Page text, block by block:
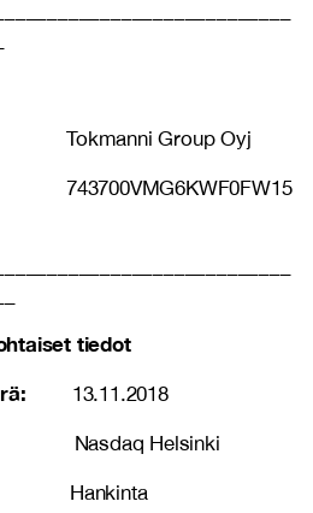
Group Oyj
743700VMG6KWF0FW15
tiedot
13.11.2018
Helsinki